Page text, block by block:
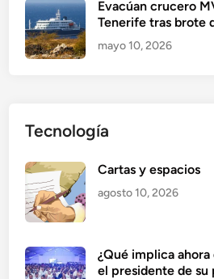
Evacúan crucero
Tenerife tras brote
mayo 10, 2026
Tecnología
Cartas y espacios
agosto 10, 2026
¿Qué implica ahora
el presidente de su